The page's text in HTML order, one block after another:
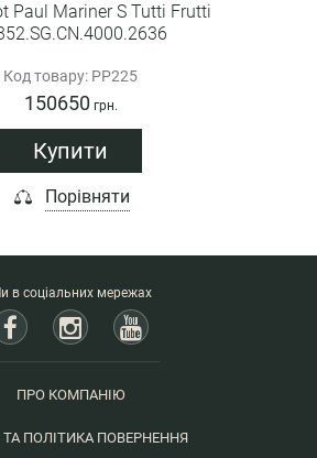
Paul Mariner S Tutti Frutti
Код товару: PP225
150650 грн.
Купити
Порівняти
в соціальних мережах
ПРО КОМПАНІЮ
ТА ПОЛІТИКА ПОВЕРНЕННЯ